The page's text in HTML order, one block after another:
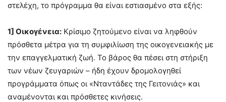
στελέχη, το πρόγραμμα θα είναι εστιασμένο στα εξής:
1] Οικογένεια: Κρίσιμο ζητούμενο είναι να ληφθούν
πρόσθετα μέτρα για τη συμφιλίωση της οικογενειακής με
την επαγγελματική ζωή. Το βάρος θα πέσει στη στήριξη
των νέων ζευγαριών – ήδη έχουν δρομολογηθεί
προγράμματα όπως οι «Νταντάδες της Γειτονιάς» και
αναμένονται και πρόσθετες κινήσεις.